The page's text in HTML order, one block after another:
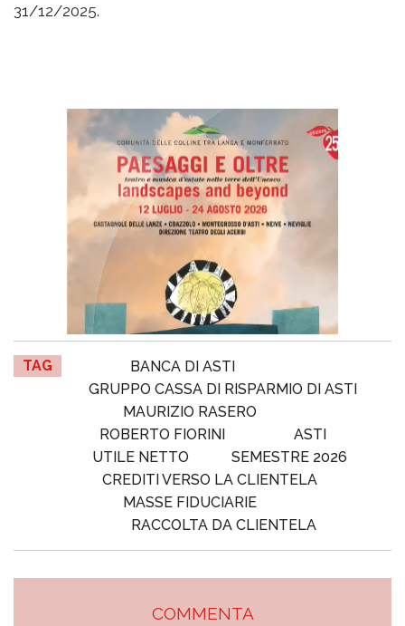
31/12/2025.
TAG
BANCA DI ASTI
GRUPPO CASSA DI RISPARMIO DI ASTI
MAURIZIO RASERO
ROBERTO FIORINI
ASTI
UTILE NETTO
SEMESTRE 2026
CREDITI VERSO LA CLIENTELA
MASSE FIDUCIARIE
RACCOLTA DA CLIENTELA
COMMENTA